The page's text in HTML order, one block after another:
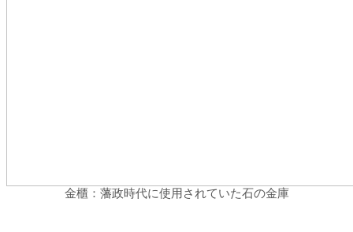
金櫃：藩政時代に使用されていた石の金庫